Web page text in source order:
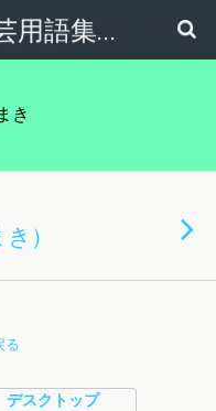
写真でわかる園芸用語集｜見て納得！かんたんガーデニング用語辞典
き
）
る
デスクトップ